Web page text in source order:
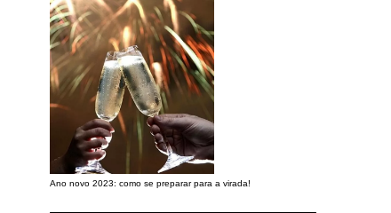
Ano novo 2023: como se preparar para a virada!